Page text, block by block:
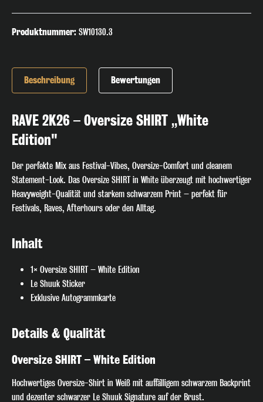
Produktnummer: SW10130.3
Beschreibung Bewertungen
RAVE 2K26 – Oversize SHIRT „White
Edition"
Der perfekte Mix aus Festival-Vibes, Oversize-Comfort und cleanem
Statement-Look. Das Oversize SHIRT in White überzeugt mit hochwertiger
Heavyweight-Qualität und starkem schwarzem Print – perfekt für
Festivals, Raves, Afterhours oder den Alltag.
Inhalt
1× Oversize SHIRT – White Edition
Le Shuuk Sticker
Exklusive Autogrammkarte
Details & Qualität
Oversize SHIRT – White Edition
Hochwertiges Oversize-Shirt in Weiß mit auffälligem schwarzem Backprint
und dezenter schwarzer Le Shuuk Signature auf der Brust.
🎧 Join the Beat!
Melde dich jetzt für unseren Newsletter an und verpasse keinen
exklusiven Track-Release, Gig-Termin oder Special Deal mehr. Hol